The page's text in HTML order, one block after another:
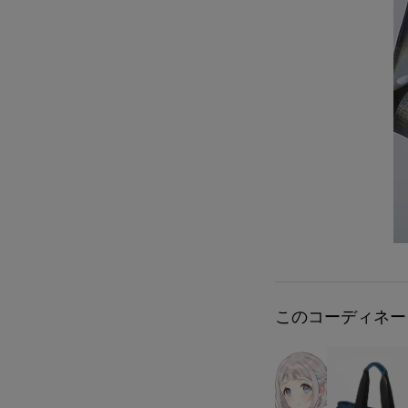
このコーディネ